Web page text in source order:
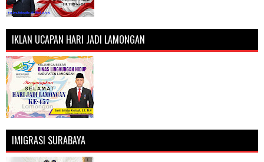
IKLAN UCAPAN HARI JADI LAMONGAN
IMIGRASI SURABAYA